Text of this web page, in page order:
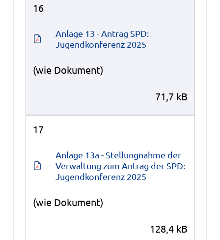
16
Anlage 13 - Antrag SPD:
Jugendkonferenz 2025
(wie Dokument)
71,7 kB
17
Anlage 13a - Stellungnahme der
Verwaltung zum Antrag der SPD:
Jugendkonferenz 2025
(wie Dokument)
128,4 kB